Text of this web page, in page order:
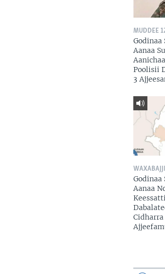
MUDDEE
Godinaa
Aanaa
Poolisii
3
Godinaa
Aanaa